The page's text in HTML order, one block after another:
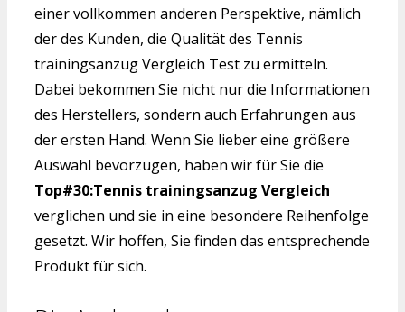
einer vollkommen anderen Perspektive, nämlich
der des Kunden, die Qualität des Tennis
trainingsanzug Vergleich Test zu ermitteln.
Dabei bekommen Sie nicht nur die Informationen
des Herstellers, sondern auch Erfahrungen aus
der ersten Hand. Wenn Sie lieber eine größere
Auswahl bevorzugen, haben wir für Sie die
Top#30:Tennis trainingsanzug Vergleich
verglichen und sie in eine besondere Reihenfolge
gesetzt. Wir hoffen, Sie finden das entsprechende
Produkt für sich.